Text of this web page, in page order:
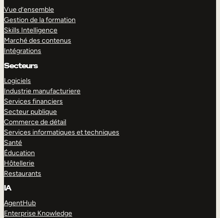
Vue d’ensemble
Gestion de la formation
Skills Intelligence
Marché des contenus
Intégrations
Secteurs
Logiciels
Industrie manufacturiere
Services financiers
Secteur publique
Commerce de détail
Services informatiques et techniques
Santé
Éducation
Hôtellerie
Restaurants
IA
AgentHub
Enterprise Knowledge